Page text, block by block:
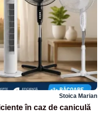
Stoica Marian
în caz de caniculă